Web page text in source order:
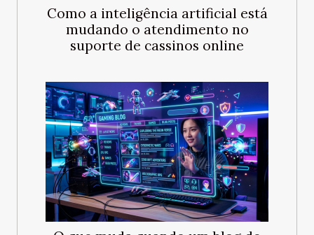
Como a inteligência artificial está
mudando o atendimento no
suporte de cassinos online